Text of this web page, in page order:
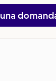
una